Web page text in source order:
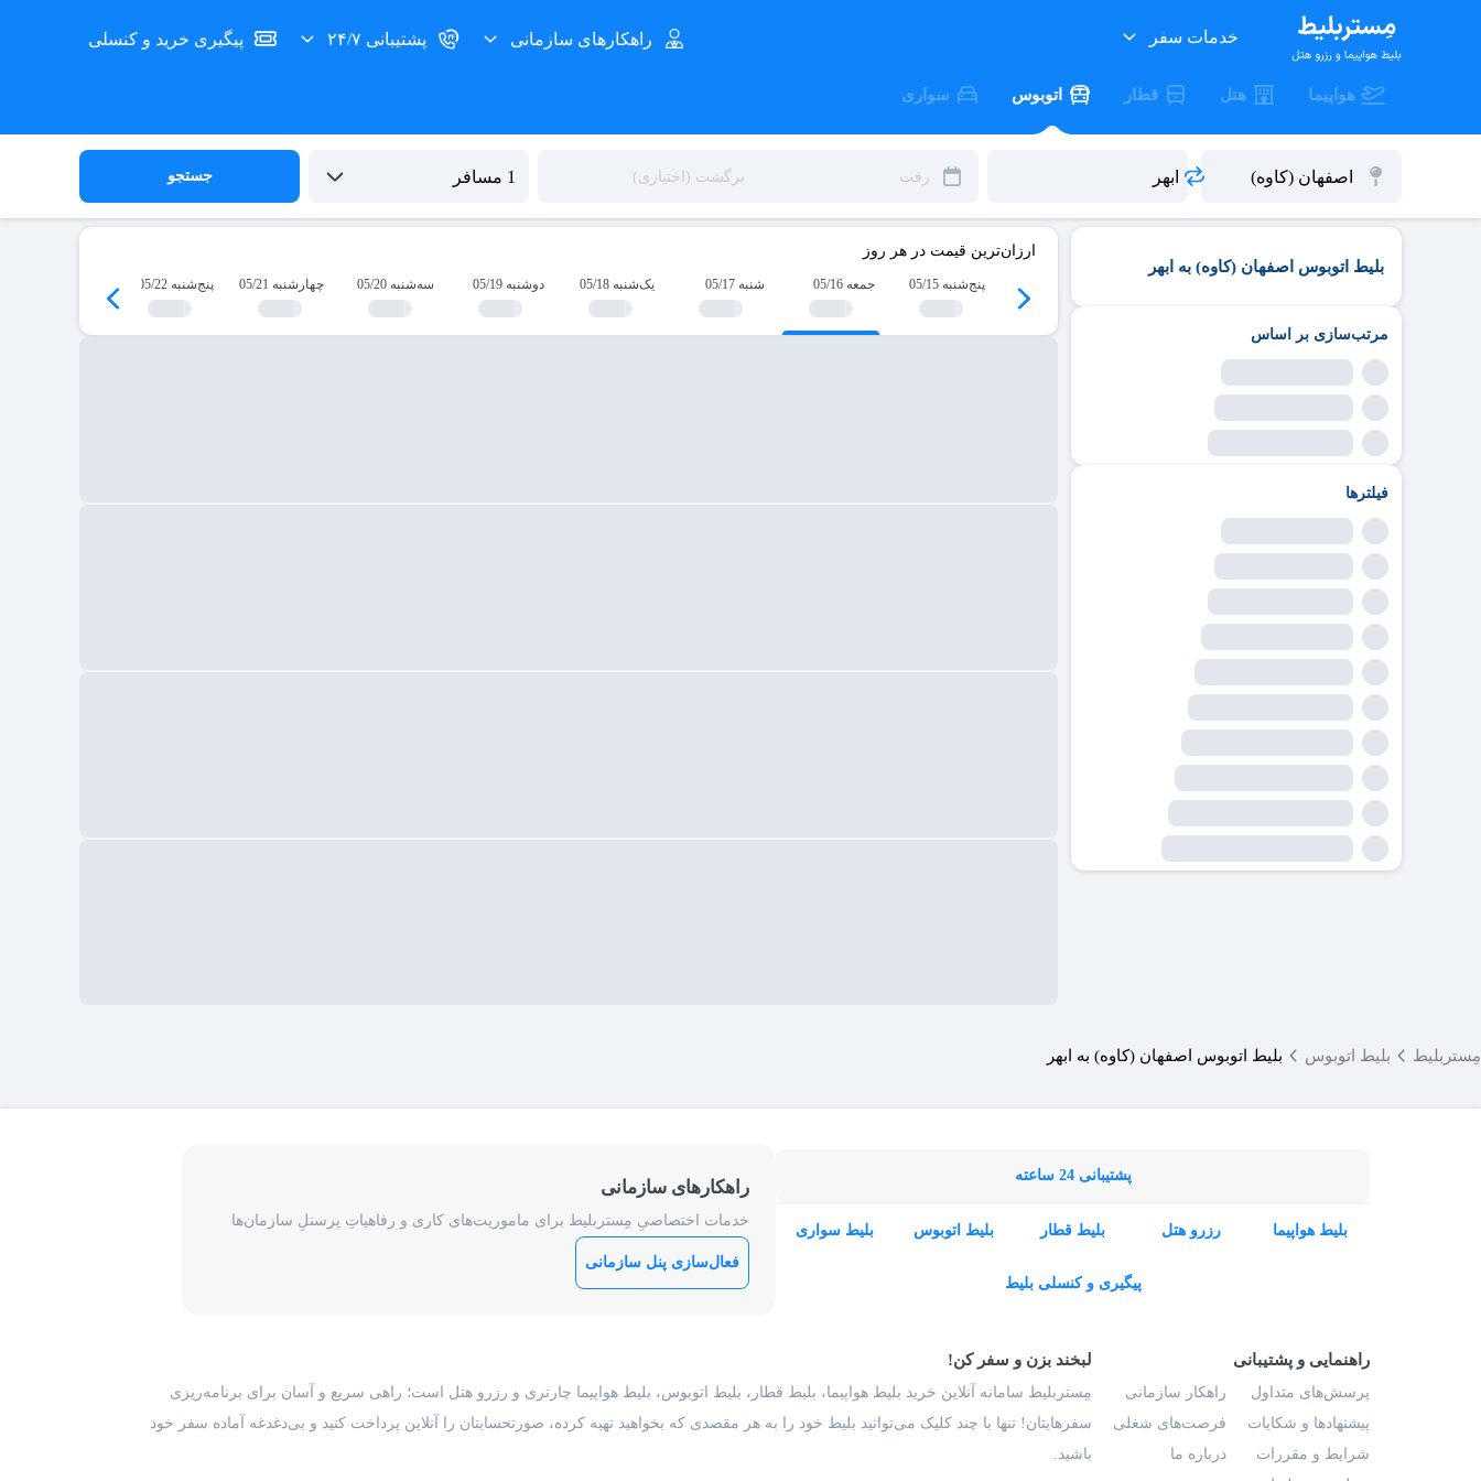
خدمات سفر راهکارهای سازمانی پشتیبانی ۲۴/۷ پیگیری خرید و کنسلی
هواپیما هتل قطار اتوبوس سواری
جستجو
بلیط اتوبوس اصفهان (کاوه) به ابهر
مرتب‌سازی بر اساس
فیلترها
ارزان‌ترین قیمت در هر روز
پنج‌شنبه 05/15 جمعه 05/16 شنبه 05/17 یک‌شنبه 05/18 دوشنبه 05/19 سه‌شنبه 05/20 چهارشنبه 05/21 پنج‌شنبه 05/22
مِستربلیط بلیط اتوبوس بلیط اتوبوس اصفهان (کاوه) به ابهر
پشتیبانی 24 ساعته
بلیط هواپیما رزرو هتل بلیط قطار بلیط اتوبوس بلیط سواری
پیگیری و کنسلی بلیط
راهکارهای سازمانی
خدمات اختصاصیِ مِستربلیط برای ماموریت‌های کاری و رفاهیاتِ پرسنلِ سازمان‌ها
فعال‌سازی پنل سازمانی
راهنمایی و پشتیبانی
پرسش‌های متداول
پیشنهادها و شکایات
شرایط و مقررات
راهکار سازمانی
فرصت‌های شغلی
درباره ما
لبخند بزن و سفر کن!
مِستربلیط سامانه آنلاین خرید بلیط هواپیما، بلیط قطار، بلیط اتوبوس، بلیط هواپیما چارتری و رزرو هتل است؛ راهی سریع و آسان برای برنامه‌ریزی
سفرهایتان! تنها با چند کلیک می‌توانید بلیط خود را به هر مقصدی که بخواهید تهیه کرده، صورتحسابتان را آنلاین پرداخت کنید و بی‌دغدغه آماده سفر خود
باشید.